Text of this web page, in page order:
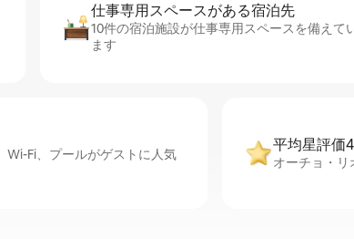
仕事専用ス⁠ペ⁠ー⁠スがあ⁠る宿⁠泊⁠先
10件の宿泊施設が仕事専用スペースを備えて
ます
Wi-Fi、プールがゲストに人気
平均星評価
オーチョ・